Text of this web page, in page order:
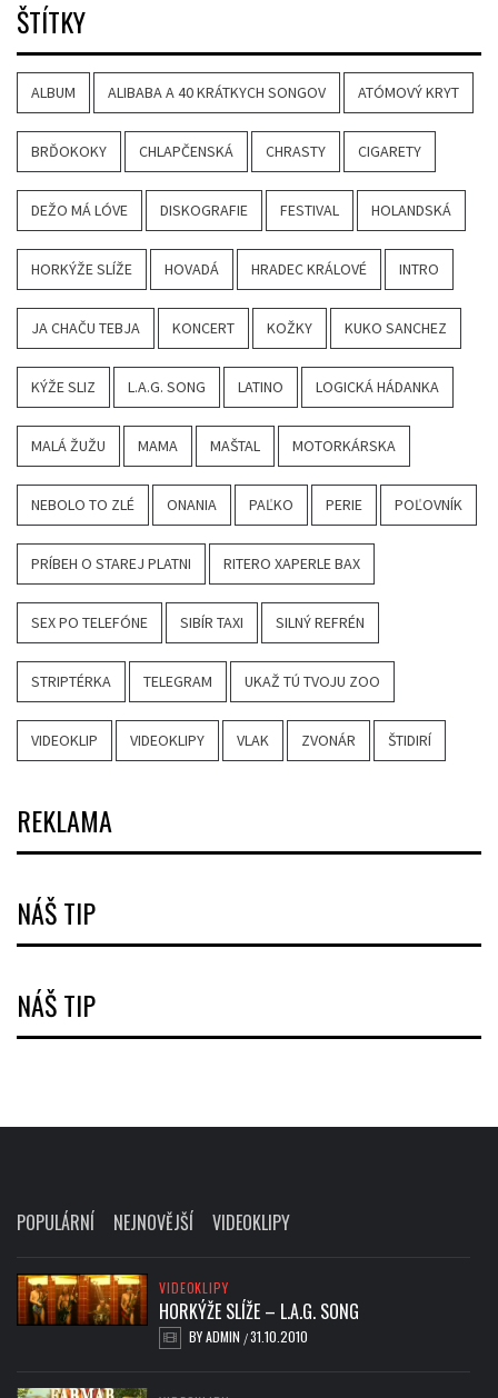
ŠTÍTKY
ALBUM ALIBABA A 40 KRÁTKYCH SONGOV ATÓMOVÝ KRYT
BRĎOKOKY CHLAPČENSKÁ CHRASTY CIGARETY
DEŽO MÁ LÓVE DISKOGRAFIE FESTIVAL HOLANDSKÁ
HORKÝŽE SLÍŽE HOVADÁ HRADEC KRÁLOVÉ INTRO
JA CHAČU TEBJA KONCERT KOŽKY KUKO SANCHEZ
KÝŽE SLIZ L.A.G. SONG LATINO LOGICKÁ HÁDANKA
MALÁ ŽUŽU MAMA MAŠTAL MOTORKÁRSKA
NEBOLO TO ZLÉ ONANIA PAĽKO PERIE POĽOVNÍK
PRÍBEH O STAREJ PLATNI RITERO XAPERLE BAX
SEX PO TELEFÓNE SIBÍR TAXI SILNÝ REFRÉN
STRIPTÉRKA TELEGRAM UKAŽ TÚ TVOJU ZOO
VIDEOKLIP VIDEOKLIPY VLAK ZVONÁR ŠTIDIRÍ
REKLAMA
NÁŠ TIP
NÁŠ TIP
POPULÁRNÍ NEJNOVĚJŠÍ VIDEOKLIPY
VIDEOKLIPY
HORKÝŽE SLÍŽE – L.A.G. SONG
BYADMIN /31.10.2010